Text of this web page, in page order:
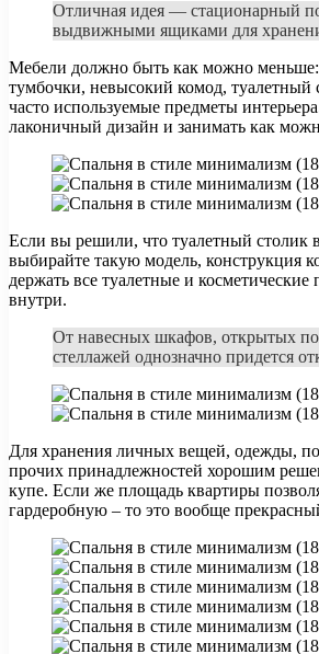
Отличная идея — стационарный
выдвижными ящиками для
Мебели должно быть как можно
тумбочки, невысокий комод, туалетный
часто используемые предметы
лаконичный дизайн и занимать как
Если вы решили, что туалетный столик
выбирайте такую модель, конструкция
держать все туалетные и
внутри.
От навесных шкафов, открытых
стеллажей однозначно придется
Для хранения личных вещей, одежды,
прочих принадлежностей хорошим
купе. Если же площадь квартиры
гардеробную – то это вообще